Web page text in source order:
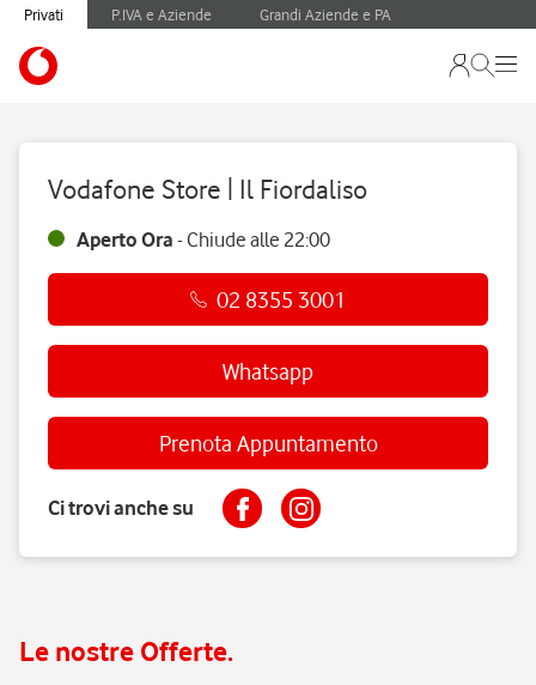
Privati P.IVA e Aziende Grandi Aziende e PA
Vodafone Store | Il Fiordaliso
Aperto Ora -Chiude alle 22:00
02 8355 3001
Whatsapp
Prenota Appuntamento
Ci trovi anche su
Le nostre Offerte.